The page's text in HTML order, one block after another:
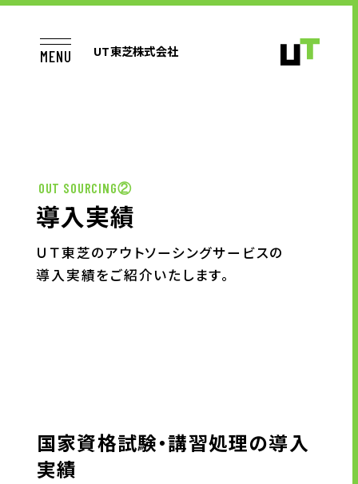
MENU UT東芝株式会社
トップメッセージ
OUT SOURCING②
導入実績
ＵＴ東芝のアウトソーシングサービスの
導入実績をご紹介いたします。
国家資格試験・講習処理の導入
実績